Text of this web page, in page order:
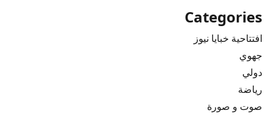
Categories
افتتاحية خبايا نيوز
جهوي
دولي
رياضة
صوت و صورة